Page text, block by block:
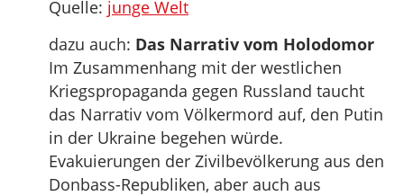
Quelle: junge Welt
dazu auch: Das Narrativ vom Holodomor
Im Zusammenhang mit der westlichen
Kriegspropaganda gegen Russland taucht
das Narrativ vom Völkermord auf, den Putin
in der Ukraine begehen würde.
Evakuierungen der Zivilbevölkerung aus den
Donbass-Republiken, aber auch aus